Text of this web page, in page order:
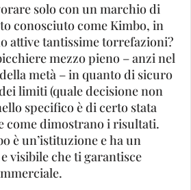
solo con un marchio di
conosciuto come Kimbo, in
attive tantissime torrefazioni?
mezzo pieno – anzi nel
metà – in quanto di sicuro
limiti (quale decisione non
specifico è di certo stata
come dimostrano i risultati.
è un’istituzione e ha un
visibile che ti garantisce